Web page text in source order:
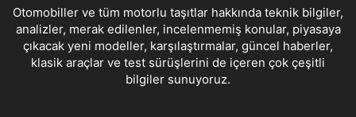
Otomobiller ve tüm motorlu taşıtlar hakkında teknik bilgiler,
analizler, merak edilenler, incelenmemiş konular, piyasaya
çıkacak yeni modeller, karşılaştırmalar, güncel haberler,
klasik araçlar ve test sürüşlerini de içeren çok çeşitli
bilgiler sunuyoruz.